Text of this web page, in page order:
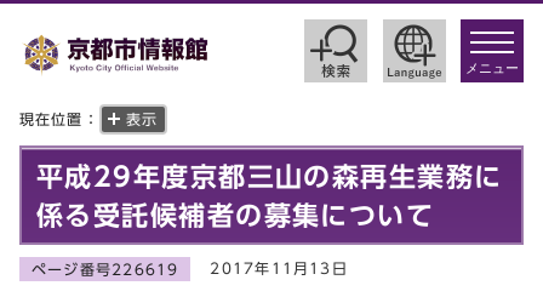
toggle
メニュー
現在位置： 表示
平成29年度京都三山の森再生業務に
係る受託候補者の募集について
ページ番号226619 2017年11月13日